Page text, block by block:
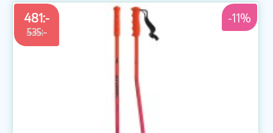
481:-
535:-
-11%